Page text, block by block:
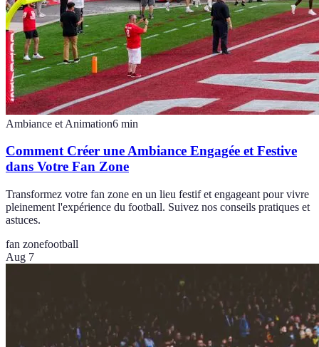
Ambiance et Animation6 min
Comment Créer une Ambiance Engagée et Festive
dans Votre Fan Zone
Transformez votre fan zone en un lieu festif et engageant pour vivre
pleinement l'expérience du football. Suivez nos conseils pratiques et
astuces.
fan zonefootball
Aug 7